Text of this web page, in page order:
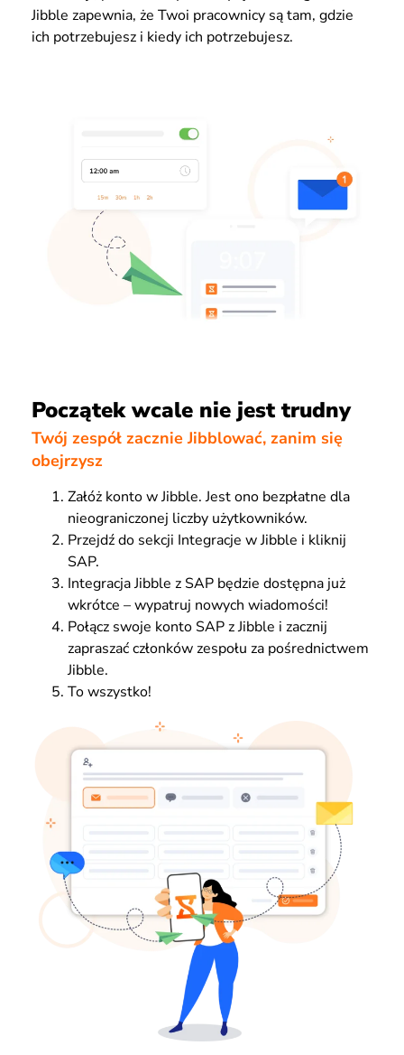
Jibble zapewnia, że Twoi pracownicy są tam, gdzie
ich potrzebujesz i kiedy ich potrzebujesz.
Początek wcale nie jest trudny
Twój zespół zacznie Jibblować, zanim się
obejrzysz
Załóż konto w Jibble. Jest ono bezpłatne dla
nieograniczonej liczby użytkowników.
Przejdź do sekcji Integracje w Jibble i kliknij
SAP.
Integracja Jibble z SAP będzie dostępna już
wkrótce – wypatruj nowych wiadomości!
Połącz swoje konto SAP z Jibble i zacznij
zapraszać członków zespołu za pośrednictwem
Jibble.
To wszystko!